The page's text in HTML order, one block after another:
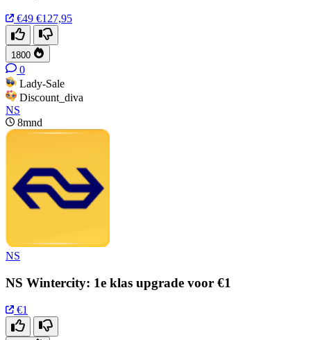
€49 €127,95
1800
0
Lady-Sale
Discount_diva
NS
8mnd
NS
NS Wintercity: 1e klas upgrade voor €1
€1